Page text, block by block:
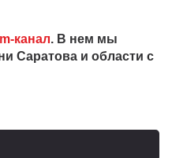
канал. В нем мы
Саратова и области с